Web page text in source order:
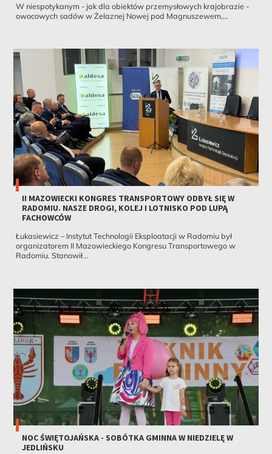
W niespotykanym - jak dla obiektów przemysłowych krajobrazie -
owocowych sadów w Żelaznej Nowej pod Magnuszewem,...
II MAZOWIECKI KONGRES TRANSPORTOWY ODBYŁ SIĘ W
RADOMIU. NASZE DROGI, KOLEJ I LOTNISKO POD LUPĄ
FACHOWCÓW
Łukasiewicz – Instytut Technologii Eksploatacji w Radomiu był
organizatorem II Mazowieckiego Kongresu Transportowego w
Radomiu. Stanowił...
NOC ŚWIĘTOJAŃSKA - SOBÓTKA GMINNA W NIEDZIELĘ W
JEDLIŃSKU